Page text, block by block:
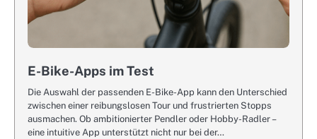
E-Bike-Apps im Test
Die Auswahl der passenden E-Bike-App kann den Unterschied
zwischen einer reibungslosen Tour und frustrierten Stopps
ausmachen. Ob ambitionierter Pendler oder Hobby-Radler –
eine intuitive App unterstützt nicht nur bei der…